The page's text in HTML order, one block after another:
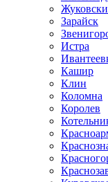
Зарайск
Истра
Кашир
Клин
Коломна
Королев